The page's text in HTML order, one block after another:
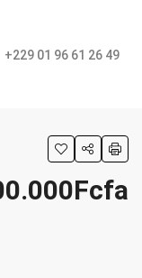
+229 01 96 61 26 49